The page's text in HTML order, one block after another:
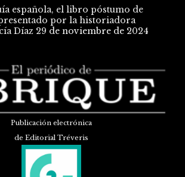
española, el libro póstumo de
presentado por la historiadora
Díaz 29 de noviembre de 2024
Publicación electrónica
de Editorial Tréveris